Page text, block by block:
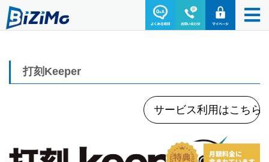
打刻Keeper
サービス利用はこちら